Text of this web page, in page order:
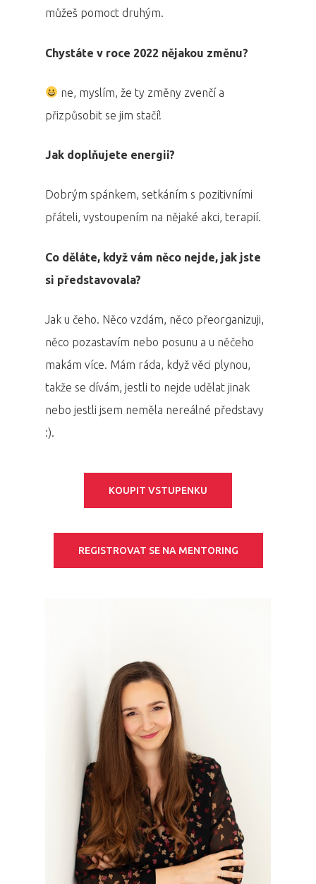
můžeš pomoct druhým.
Chystáte v roce 2022 nějakou změnu?
ne, myslím, že ty změny zvenčí a
přizpůsobit se jim stačí!
Jak doplňujete energii?
Dobrým spánkem, setkáním s pozitivními
přáteli, vystoupením na nějaké akci, terapií.
Co děláte, když vám něco nejde, jak jste
si představovala?
Jak u čeho. Něco vzdám, něco přeorganizuji,
něco pozastavím nebo posunu a u něčeho
makám více. Mám ráda, když věci plynou,
takže se dívám, jestli to nejde udělat jinak
nebo jestli jsem neměla nereálné představy
:).
KOUPIT VSTUPENKU
REGISTROVAT SE NA MENTORING
Program 27.3.
Osobnosti
Dopad
Partneři
Vstupenky